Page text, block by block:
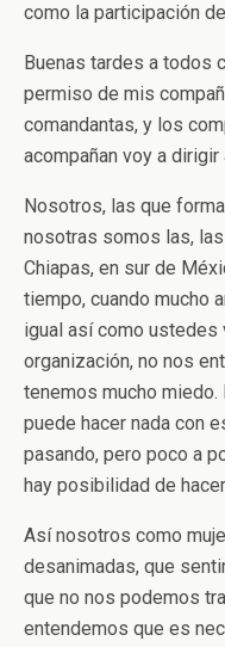
como la participación
Buenas tardes a todos
permiso de mis
comandantas, y los
acompañan voy a dirigir
Nosotros, las que
nosotras somos las,
Chiapas, en sur de
tiempo, cuando mucho
igual así como ustedes
organización, no nos
tenemos mucho
puede hacer nada con
pasando, pero poco a
hay posibilidad de
Así nosotros como
desanimadas, que
que no nos podemos
entendemos que es